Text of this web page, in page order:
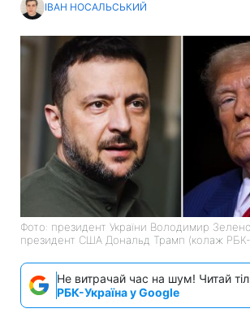
ІВАН НОСАЛЬСЬКИЙ
Фото: президент України Володимир
президент США Дональд Трамп (колаж РБК-
Не витрачай час на шум! Читай
РБК-Україна у Google